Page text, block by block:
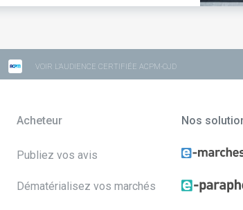
VOIR L'AUDIENCE CERTIFIÉE ACPM-OJD
Acheteur
Publiez vos avis
Dématérialisez vos marchés
Nos